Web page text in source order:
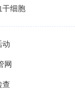
干细胞
动
网
查